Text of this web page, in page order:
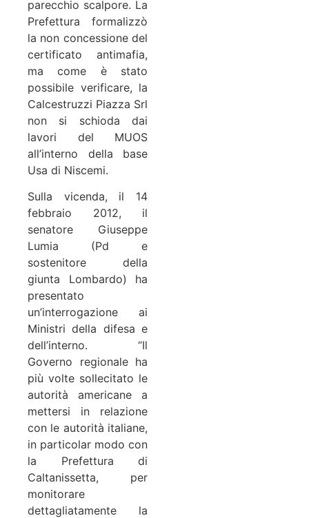
parecchio scalpore. La
Prefettura formalizzò
la non concessione del
certificato antimafia,
ma come è stato
possibile verificare, la
Calcestruzzi Piazza Srl
non si schioda dai
lavori del MUOS
all’interno della base
Usa di Niscemi.
Sulla vicenda, il 14
febbraio 2012, il
senatore Giuseppe
Lumia (Pd e
sostenitore della
giunta Lombardo) ha
presentato
un’interrogazione ai
Ministri della difesa e
dell’interno. “Il
Governo regionale ha
più volte sollecitato le
autorità americane a
mettersi in relazione
con le autorità italiane,
in particolar modo con
la Prefettura di
Caltanissetta, per
monitorare
dettagliatamente la